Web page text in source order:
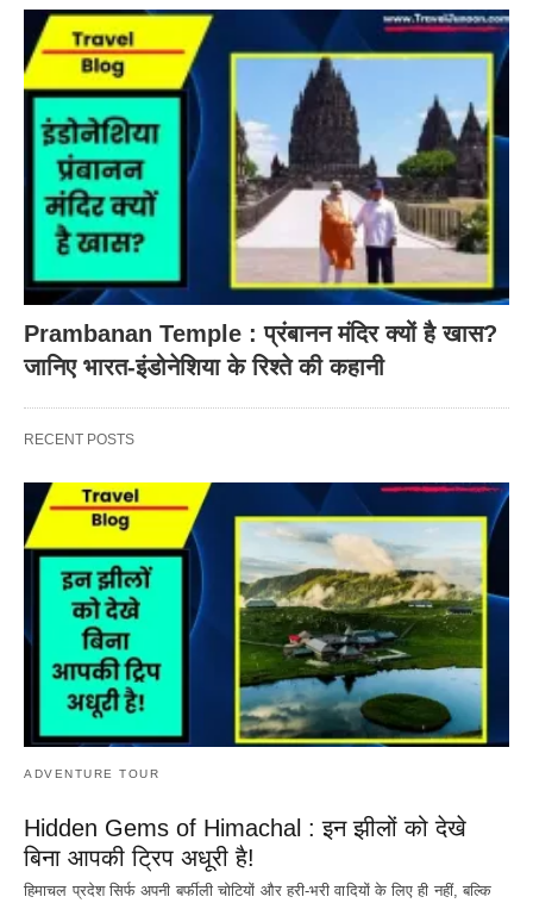
Prambanan Temple : प्रंबानन मंदिर क्यों है खास?
जानिए भारत-इंडोनेशिया के रिश्ते की कहानी
RECENT POSTS
ADVENTURE TOUR
Hidden Gems of Himachal : इन झीलों को देखे
बिना आपकी ट्रिप अधूरी है!
हिमाचल प्रदेश सिर्फ अपनी बर्फीली चोटियों और हरी-भरी वादियों के लिए ही नहीं, बल्कि